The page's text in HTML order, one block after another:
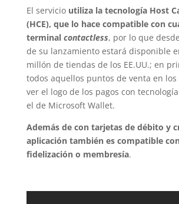
El servicio utiliza la tecnología Host
(HCE), que lo hace compatible con
terminal contactless, por lo que
de su lanzamiento estará disponible
millón de tiendas de los EE.UU.; en
todos aquellos puntos de venta en
ver el logo de los pagos con tecnología
el de Microsoft Wallet.
Además de con tarjetas de débito y
aplicación también es compatible
fidelización o membresía.